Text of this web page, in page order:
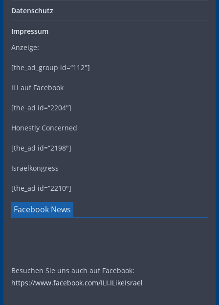
Datenschutz
Impressum
Anzeige:
[the_ad_group id=“112″]
ILI auf Facebook
[the_ad id=“2204″]
Honestly Concerned
[the_ad id=“2198″]
Israelkongress
[the_ad id=“2210″]
Facebook News
Besuchen Sie uns auch auf Facebook:
https://www.facebook.com/ILI.ILikeIsrael